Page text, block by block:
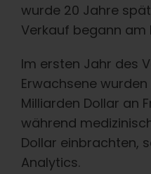
Suche
wurde 20 Jahre
Verkauf begann am
Im ersten Jahr des
Erwachsene
Milliarden Dollar an
während
Dollar einbrachten,
Analytics.